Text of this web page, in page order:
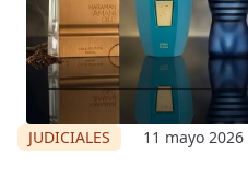
JUDICIALES 11 mayo 2026